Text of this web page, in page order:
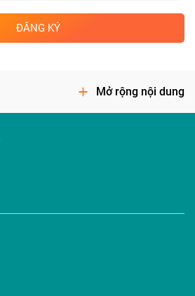
ĐĂNG KÝ
Mở rộng nội dung